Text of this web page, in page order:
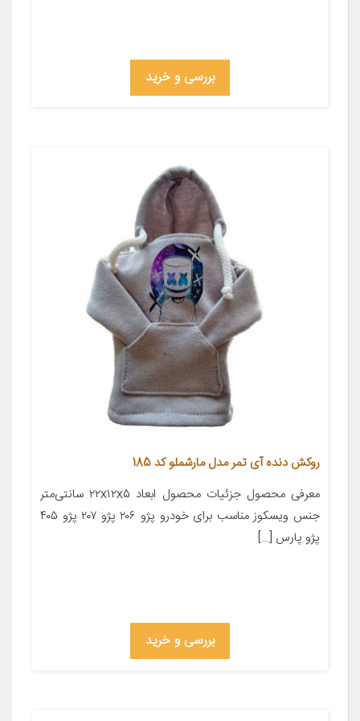
بررسی و خرید
روکش دنده آی تمر مدل مارشملو کد 185
معرفی محصول جزئیات محصول ابعاد ۲۲x۱۲x۵ سانتی‌متر
جنس ویسکوز مناسب برای خودرو پژو ۲۰۶ پژو ۲۰۷ پژو ۴۰۵
پژو پارس […]
بررسی و خرید